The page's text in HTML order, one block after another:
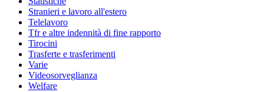
Stranieri e lavoro all'estero
Telelavoro
Tfr e altre indennità di fine rapporto
Tirocini
Trasferte e trasferimenti
Varie
Videosorveglianza
Welfare